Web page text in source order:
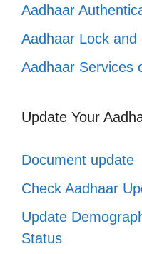
Aadhaar
Aadhaar Lock and
Aadhaar Services
Update Your
Document update
Check Aadhaar
Update
Status